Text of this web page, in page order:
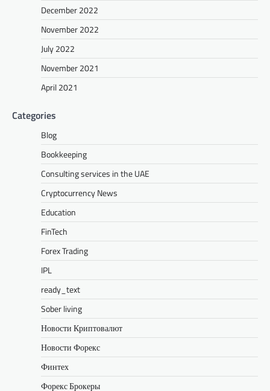
December 2022
November 2022
July 2022
November 2021
April 2021
Categories
Blog
Bookkeeping
Consulting services in the UAE
Cryptocurrency News
Education
FinTech
Forex Trading
IPL
ready_text
Sober living
Новости Криптовалют
Новости Форекс
Финтех
Форекс Брокеры